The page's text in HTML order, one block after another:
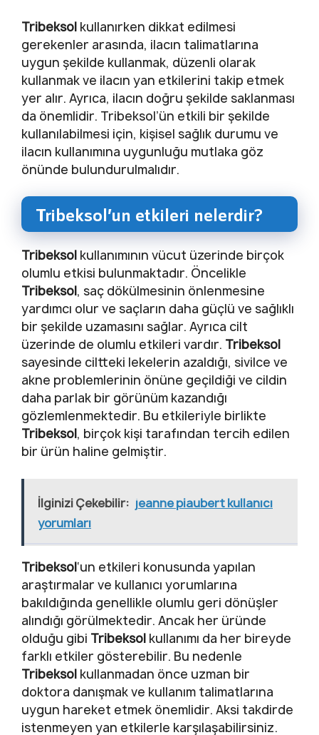
Tribeksol kullanırken dikkat edilmesi
gerekenler arasında, ilacın talimatlarına
uygun şekilde kullanmak, düzenli olarak
kullanmak ve ilacın yan etkilerini takip etmek
yer alır. Ayrıca, ilacın doğru şekilde saklanması
da önemlidir. Tribeksol’ün etkili bir şekilde
kullanılabilmesi için, kişisel sağlık durumu ve
ilacın kullanımına uygunluğu mutlaka göz
önünde bulundurulmalıdır.
Tribeksol’un etkileri nelerdir?
Tribeksol kullanımının vücut üzerinde birçok
olumlu etkisi bulunmaktadır. Öncelikle
Tribeksol, saç dökülmesinin önlenmesine
yardımcı olur ve saçların daha güçlü ve sağlıklı
bir şekilde uzamasını sağlar. Ayrıca cilt
üzerinde de olumlu etkileri vardır. Tribeksol
sayesinde ciltteki lekelerin azaldığı, sivilce ve
akne problemlerinin önüne geçildiği ve cildin
daha parlak bir görünüm kazandığı
gözlemlenmektedir. Bu etkileriyle birlikte
Tribeksol, birçok kişi tarafından tercih edilen
bir ürün haline gelmiştir.
İlginizi Çekebilir: jeanne piaubert kullanıcı
yorumları
Tribeksol‘un etkileri konusunda yapılan
araştırmalar ve kullanıcı yorumlarına
bakıldığında genellikle olumlu geri dönüşler
alındığı görülmektedir. Ancak her üründe
olduğu gibi Tribeksol kullanımı da her bireyde
farklı etkiler gösterebilir. Bu nedenle
Tribeksol kullanmadan önce uzman bir
doktora danışmak ve kullanım talimatlarına
uygun hareket etmek önemlidir. Aksi takdirde
istenmeyen yan etkilerle karşılaşabilirsiniz.